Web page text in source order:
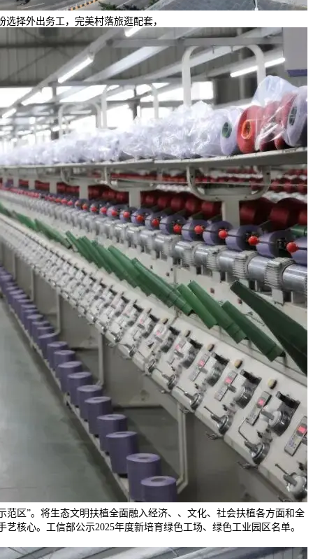
择外出务工，完美村落旅逛配套，
区”。将生态文明扶植全面融入经济、、文化、社会扶植各方面和全
核心。工信部公示2025年度新培育绿色工场、绿色工业园区名单。